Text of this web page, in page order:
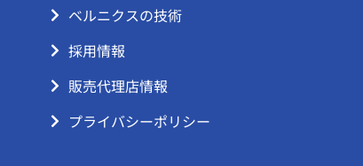
ベルニクスの技術
採用情報
販売代理店情報
プライバシーポリシー